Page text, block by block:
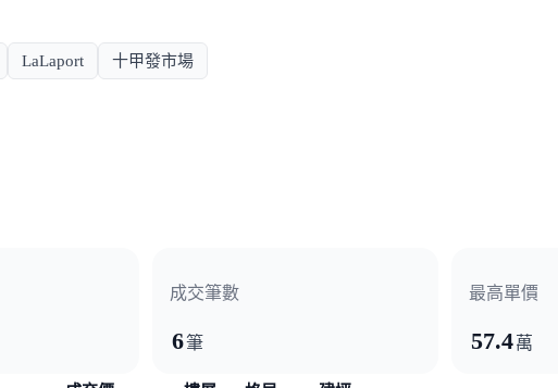
LaLaport 十甲發市場
成交筆數
6筆
最高單價
57.4萬